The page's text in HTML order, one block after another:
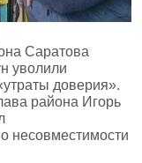
Саратова
уволили
доверия».
района Игорь
несовместимости